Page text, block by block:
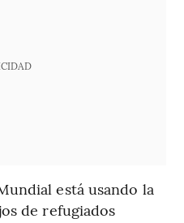
está usando la
de refugiados